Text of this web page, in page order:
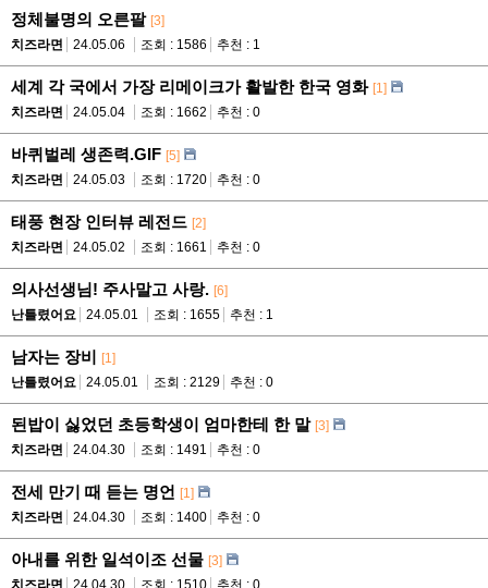
정체불명의 오른팔 [3]
치즈라면
24.05.06 조회 : 1586 추천 : 1
세계 각 국에서 가장 리메이크가 활발한 한국 영화 [1]
치즈라면
24.05.04 조회 : 1662 추천 : 0
바퀴벌레 생존력.GIF [5]
치즈라면
24.05.03 조회 : 1720 추천 : 0
태풍 현장 인터뷰 레전드 [2]
치즈라면
24.05.02 조회 : 1661 추천 : 0
의사선생님! 주사말고 사랑. [6]
난틀렸어요
24.05.01 조회 : 1655 추천 : 1
남자는 장비 [1]
난틀렸어요
24.05.01 조회 : 2129 추천 : 0
된밥이 싫었던 초등학생이 엄마한테 한 말 [3]
치즈라면
24.04.30 조회 : 1491 추천 : 0
전세 만기 때 듣는 명언 [1]
치즈라면
24.04.30 조회 : 1400 추천 : 0
아내를 위한 일석이조 선물 [3]